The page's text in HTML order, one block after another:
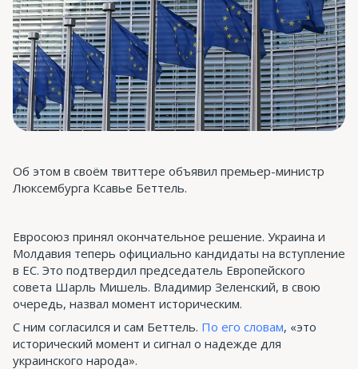
Об этом в своём твиттере объявил премьер-министр
Люксембурга Ксавье Беттель.
Евросоюз принял окончательное решение. Украина и
Молдавия теперь официально кандидаты на вступление
в ЕС. Это подтвердил председатель Европейского
совета Шарль Мишель. Владимир Зеленский, в свою
очередь, назвал момент историческим.
С ним согласился и сам Беттель. По его словам, «это
исторический момент и сигнал о надежде для
украинского народа».